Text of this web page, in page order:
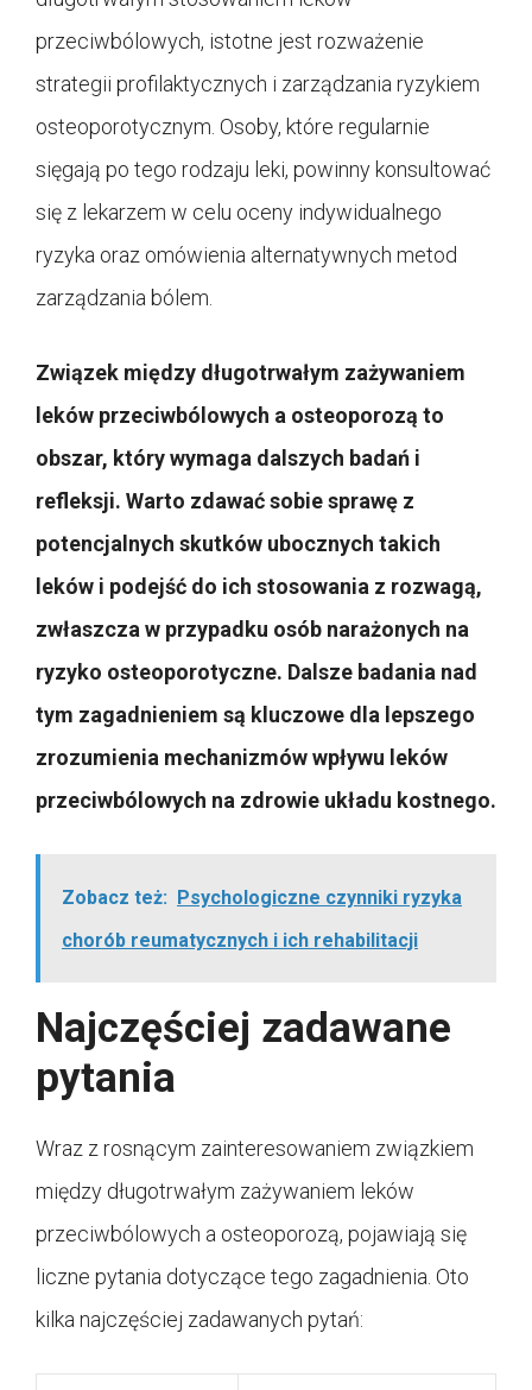
przeciwbólowych, istotne jest rozważenie
strategii profilaktycznych i zarządzania ryzykiem
osteoporotycznym. Osoby, które regularnie
sięgają po tego rodzaju leki, powinny konsultować
się z lekarzem w celu oceny indywidualnego
ryzyka oraz omówienia alternatywnych metod
zarządzania bólem.
Związek między długotrwałym zażywaniem
leków przeciwbólowych a osteoporozą to
obszar, który wymaga dalszych badań i
refleksji. Warto zdawać sobie sprawę z
potencjalnych skutków ubocznych takich
leków i podejść do ich stosowania z rozwagą,
zwłaszcza w przypadku osób narażonych na
ryzyko osteoporotyczne. Dalsze badania nad
tym zagadnieniem są kluczowe dla lepszego
zrozumienia mechanizmów wpływu leków
przeciwbólowych na zdrowie układu kostnego.
Zobacz też: Psychologiczne czynniki ryzyka
chorób reumatycznych i ich rehabilitacji
Najczęściej zadawane
pytania
Wraz z rosnącym zainteresowaniem związkiem
między długotrwałym zażywaniem leków
przeciwbólowych a osteoporozą, pojawiają się
liczne pytania dotyczące tego zagadnienia. Oto
kilka najczęściej zadawanych pytań: